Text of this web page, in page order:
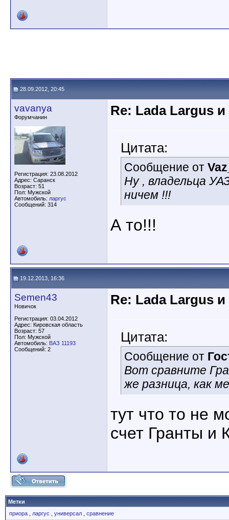
28.09.2012, 20:45
vavanya
Форумчанин
Регистрация: 23.08.2012
Адрес: Саранск
Возраст: 51
Пол: Мужской
Автомобиль: ларгус
Сообщений: 314
Re: Lada Largus
Цитата:
Сообщение от
Ну , владельца
ничем !!!
А то!!!
19.12.2013, 16:36
Semen43
Новичок
Регистрация: 03.04.2012
Адрес: Кировская область
Возраст: 57
Пол: Мужской
Автомобиль: ВАЗ 11193
Сообщений: 2
Re: Lada Largus
Цитата:
Сообщение от
Вот сравните
же разница, как
тут что то не
счет Гранты и
Метки
приора
ларгус универсал сравнение